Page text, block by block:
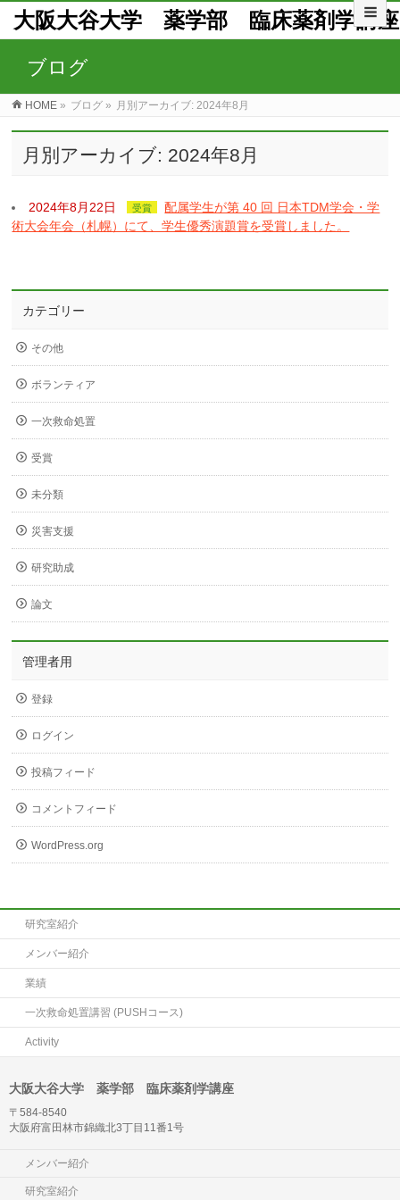
大阪大谷大学 薬学部 臨床薬剤学講座
ブログ
HOME » ブログ » 月別アーカイブ: 2024年8月
月別アーカイブ: 2024年8月
2024年8月22日 受賞
配属学生が第 40 回 日本TDM学会・学
術大会年会（札幌）にて、学生優秀演題賞を受賞しました。
カテゴリー
その他
ボランティア
一次救命処置
受賞
未分類
災害支援
研究助成
論文
管理者用
登録
ログイン
投稿フィード
コメントフィード
WordPress.org
研究室紹介
メンバー紹介
業績
一次救命処置講習 (PUSHコース)
Activity
大阪大谷大学 薬学部 臨床薬剤学講座
〒584-8540
大阪府富田林市錦織北3丁目11番1号
メンバー紹介
研究室紹介